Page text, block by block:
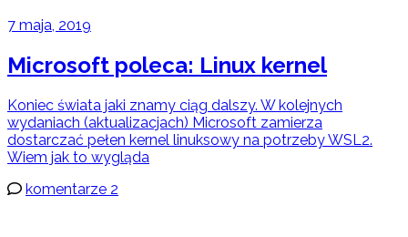
7 maja, 2019
Microsoft poleca: Linux kernel
Koniec świata jaki znamy ciąg dalszy. W kolejnych
wydaniach (aktualizacjach) Microsoft zamierza
dostarczać pełen kernel linuksowy na potrzeby WSL2.
Wiem jak to wygląda
komentarze 2